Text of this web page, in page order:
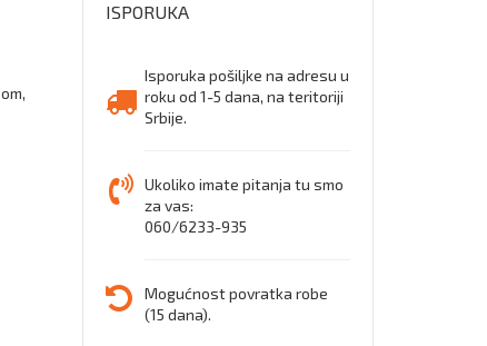
ISPORUKA
Isporuka pošiljke na adresu u
roku od 1-5 dana, na teritoriji
Srbije.
Ukoliko imate pitanja tu smo
za vas:
060/6233-935
Mogućnost povratka robe
(15 dana).